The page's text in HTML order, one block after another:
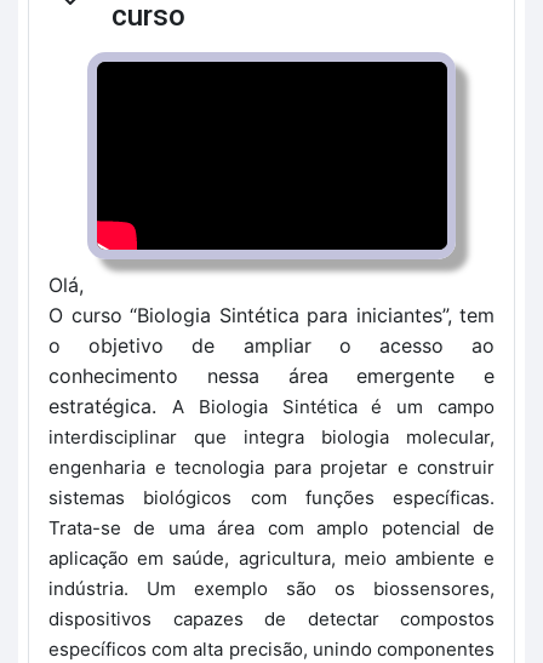
Contraircurso
Olá,
O curso “Biologia Sintética para iniciantes”, tem
o objetivo de ampliar o acesso ao
conhecimento nessa área emergente e
estratégica. A Biologia Sintética é um campo
interdisciplinar que integra biologia molecular,
engenharia e tecnologia para projetar e construir
sistemas biológicos com funções específicas.
Trata-se de uma área com amplo potencial de
aplicação em saúde, agricultura, meio ambiente e
indústria. Um exemplo são os biossensores,
dispositivos capazes de detectar compostos
específicos com alta precisão, unindo componentes